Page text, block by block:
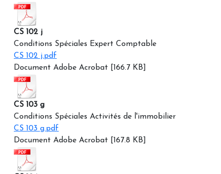
CS 102 j
Conditions Spéciales Expert Comptable
CS 102 j.pdf
Document Adobe Acrobat [166.7 KB]
CS 103 g
Conditions Spéciales Activités de l'immobilier
CS 103 g.pdf
Document Adobe Acrobat [167.8 KB]